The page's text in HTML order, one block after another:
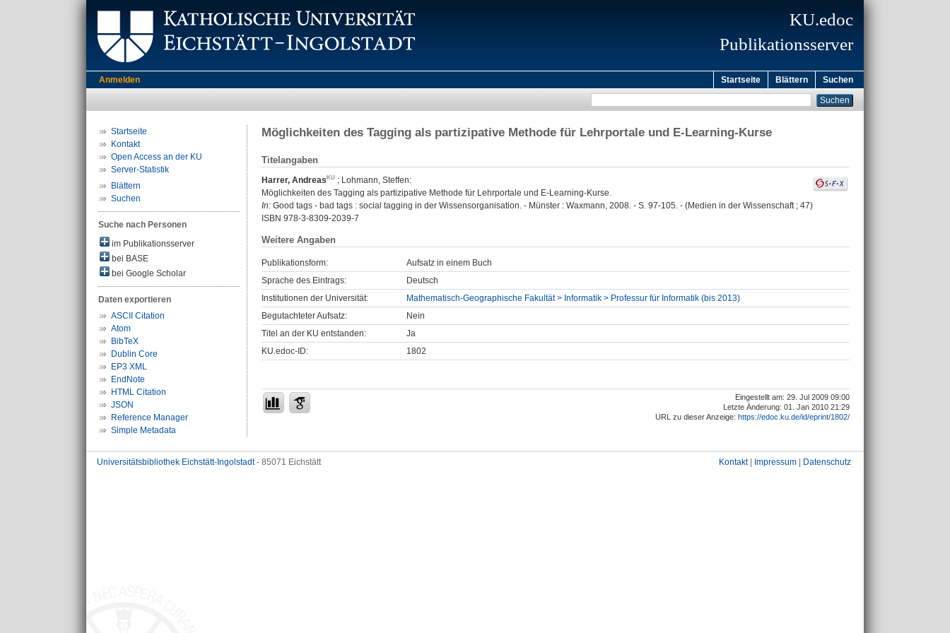
KU.edoc
Publikationsserver
Anmelden Startseite Blättern Suchen
Startseite
Kontakt
Open Access an der KU
Server-Statistik
Blättern
Suchen
Suche nach Personen
im Publikationsserver
bei BASE
bei Google Scholar
Daten exportieren
ASCII Citation
Atom
BibTeX
Dublin Core
EP3 XML
EndNote
HTML Citation
JSON
Reference Manager
Simple Metadata
Möglichkeiten des Tagging als partizipative Methode für Lehrportale und E-Learning-Kurse
Titelangaben
Harrer, Andreas ; Lohmann, Steffen:
Möglichkeiten des Tagging als partizipative Methode für Lehrportale und E-Learning-Kurse.
In: Good tags - bad tags : social tagging in der Wissensorganisation. - Münster : Waxmann, 2008. - S. 97-105. - (Medien in der Wissenschaft ; 47)
ISBN 978-3-8309-2039-7
Weitere Angaben
Publikationsform:
Aufsatz in einem Buch
Sprache des Eintrags:
Deutsch
Institutionen der Universität:
Mathematisch-Geographische Fakultät > Informatik > Professur für Informatik (bis 2013)
Begutachteter Aufsatz:
Nein
Titel an der KU entstanden:
Ja
KU.edoc-ID:
1802
Eingestellt am: 29. Jul 2009 09:00
Letzte Änderung: 01. Jan 2010 21:29
URL zu dieser Anzeige: https://edoc.ku.de/id/eprint/1802/
Universitätsbibliothek Eichstätt-Ingolstadt- 85071 Eichstätt Kontakt| Impressum Datenschutz